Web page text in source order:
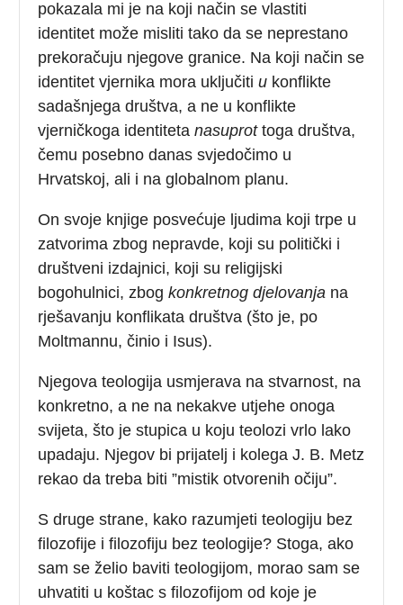
pokazala mi je na koji način se vlastiti
identitet može misliti tako da se neprestano
prekoračuju njegove granice. Na koji način se
identitet vjernika mora uključitiu konflikte
sadašnjega društva, a ne u konflikte
vjerničkoga identitetanasuprottoga društva,
čemu posebno danas svjedočimo u
Hrvatskoj, ali i na globalnom planu.
On svoje knjige posvećuje ljudima koji trpe u
zatvorima zbog nepravde, koji su politički i
društveni izdajnici, koji su religijski
bogohulnici, zbogkonkretnog djelovanja na
rješavanju konflikata društva (što je, po
Moltmannu, činio i Isus).
Njegova teologija usmjerava na stvarnost, na
konkretno, a ne na nekakve utjehe onoga
svijeta, što je stupica u koju teolozi vrlo lako
upadaju. Njegov bi prijatelj i kolega J. B. Metz
rekao da treba biti ”mistik otvorenih očiju”.
S druge strane, kako razumjeti teologiju bez
filozofije i filozofiju bez teologije? Stoga, ako
sam se želio baviti teologijom, morao sam se
uhvatiti u koštac s filozofijom od koje je